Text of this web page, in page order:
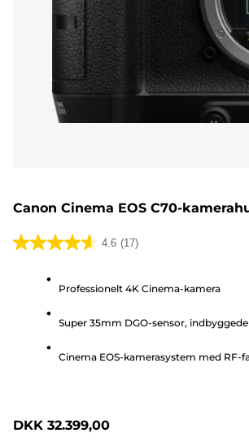
Canon Cinema EOS C70-
4.6 (17)
4.6
stjerner.
Professionelt 4K Cinema-kamera
Super 35mm DGO-sensor,
Cinema EOS-kamerasystem med RF-
DKK 32.399,00